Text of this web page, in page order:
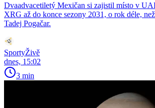
Dvaadvacetiletý Mexičan si zajistil místo v
XRG až do konce sezony 2031, o rok déle,
Tadej Pogačar.
SportyŽivě
dnes, 15:02
3 min